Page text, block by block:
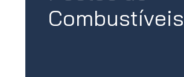
Combustíveis